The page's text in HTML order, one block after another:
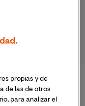
propias y de
de las de otros
para analizar el